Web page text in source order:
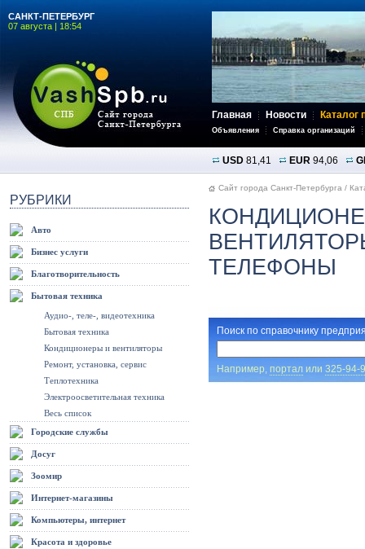
САНКТ-ПЕТЕРБУРГ
07 августа | 18:54
Главная Новости Каталог
Объявления Справка организаций
USD 81,41 EUR 94,06
РУБРИКИ
Авто
Бизнес услуги
Благотворительность
Бытовая техника
Аудио-, теле-, видеотехника
Бытовая техника
Кондиционеры и вентиляторы
Ремонт, установка, сервис
Теплотехника
Электроосветительная техника
Весь список
Городские службы
Досуг
Зоомир
Интернет-магазины
Компьютеры, интернет
Красота и здоровье
Сайт города Санкт-Петербурга /
ТЕЛЕФОНЫ
Поиск по справочнику
Например, порталили 325-94-